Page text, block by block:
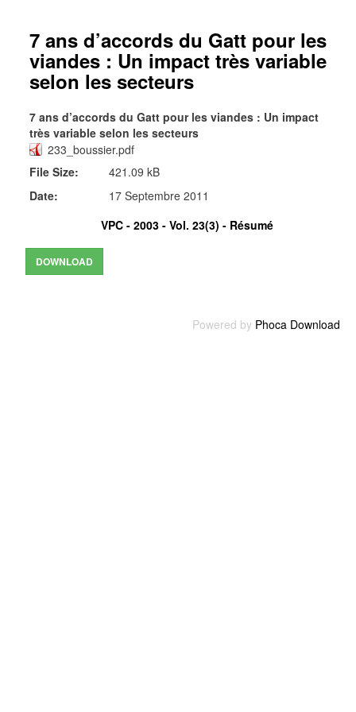
7 ans d’accords du Gatt pour les
viandes : Un impact très variable
selon les secteurs
7 ans d’accords du Gatt pour les viandes : Un impact
très variable selon les secteurs
233_boussier.pdf
File Size:
421.09 kB
Date:
17 Septembre 2011
VPC - 2003 - Vol. 23(3) - Résumé
Powered by Phoca Download